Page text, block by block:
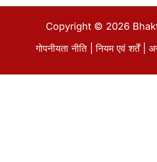
Copyright © 2026
गोपनीयता नीति|नियम एवं शर्तें|